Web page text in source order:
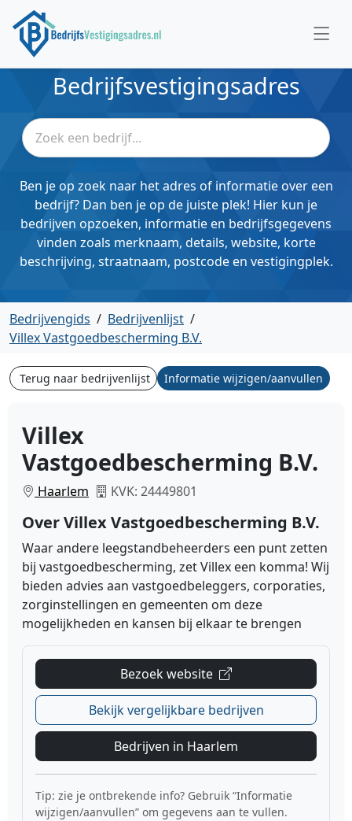
Bedrijfsvestigingsadres
Ben je op zoek naar het adres of informatie over een
bedrijf? Dan ben je op de juiste plek! Hier kun je
bedrijven opzoeken, informatie en bedrijfsgegevens
vinden zoals merknaam, details, website, korte
beschrijving, straatnaam, postcode en vestigingplek.
Bedrijvengids / Bedrijvenlijst /
Villex Vastgoedbescherming B.V.
Terug naar bedrijvenlijst Informatie wijzigen/aanvullen
Villex
Vastgoedbescherming B.V.
Haarlem KVK: 24449801
Over Villex Vastgoedbescherming B.V.
Waar andere leegstandbeheerders een punt zetten
bij vastgoedbescherming, zet Villex een komma! Wij
bieden advies aan vastgoedbeleggers, corporaties,
zorginstellingen en gemeenten om deze
mogelijkheden en kansen bij elkaar te brengen
Bezoek website
Bekijk vergelijkbare bedrijven
Bedrijven in Haarlem
Tip: zie je ontbrekende info? Gebruik “Informatie
wijzigen/aanvullen” om gegevens aan te vullen.